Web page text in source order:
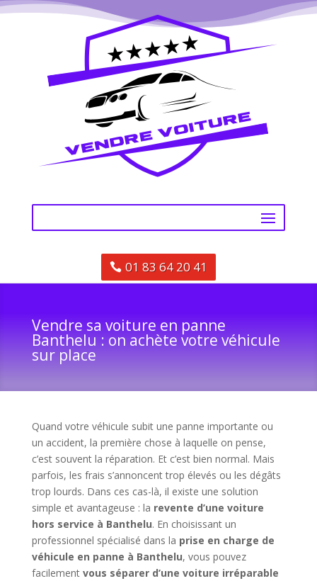
01 83 64 20 41
Vendre sa voiture en panne
Banthelu : on achète votre véhicule
sur place
Quand votre véhicule subit une panne importante ou
un accident, la première chose à laquelle on pense,
c’est souvent la réparation. Et c’est bien normal. Mais
parfois, les frais s’annoncent trop élevés ou les dégâts
trop lourds. Dans ces cas-là, il existe une solution
simple et avantageuse : la revente d’une voiture
hors service à Banthelu. En choisissant un
professionnel spécialisé dans la prise en charge de
véhicule en panne à Banthelu, vous pouvez
facilement vous séparer d’une voiture irréparable